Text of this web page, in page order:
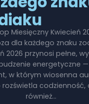
Miesięczny Kwiecień
dla każdego znaku
2026 przynosi pełne,
energetyczne
w którym wiosenna
rozświetla codzienność,
również…